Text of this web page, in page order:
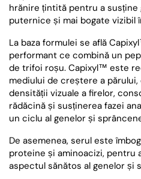
hrănire țintită pentru a susține
puternice și mai bogate vizibil
La baza formulei se află
performant ce combină un
de trifoi roșu. Capixyl™ este
mediului de creștere a
densității vizuale a firelor,
rădăcină și susținerea fazei
un ciclu al genelor și
De asemenea, serul este
proteine și aminoacizi, pentru
aspectul sănătos al genelor și